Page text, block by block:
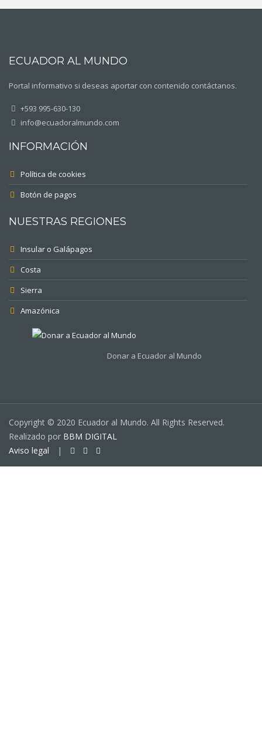
ECUADOR AL MUNDO
Portal informativo si deseas aportar con contenido contáctanos.
+593 995-630-130
info@ecuadoralmundo.com
INFORMACIÓN
Política de cookies
Botón de pagos
NUESTRAS REGIONES
Insular o Galápagos
Costa
Sierra
Amazónica
Donar a Ecuador al Mundo
Copyright © 2020 Ecuador al Mundo. All Rights Reserved.
Realizado por BBM DIGITAL
Aviso legal
|